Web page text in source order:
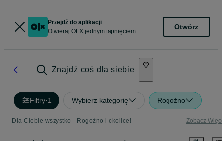
Przejdź do aplikacji
Otwieraj OLX jednym tapnięciem
Otwórz
Znajdź coś dla siebie
Filtry·1 Wybierz kategorię Rogoźno
Dla Ciebie wszystko - Rogoźno i okolice! Zobacz